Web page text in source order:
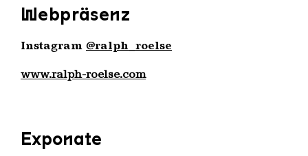
Webpräsenz
Instagram @ralph_roelse
www.ralph-roelse.com
Exponate